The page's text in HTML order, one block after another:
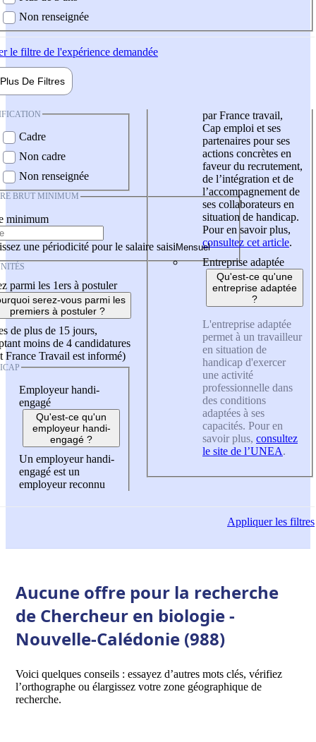
Non renseignée
le filtre de l'expérience demandée
Plus De Filtres
Cadre
Non cadre
Non renseignée
BRUT MINIMUM
minimum
une périodicité pour le salaire saisi
parmi les 1ers à postuler
serez-vous parmi les
premiers à postuler ?
de plus de 15 jours,
moins de 4 candidatures
France Travail est informé)
Employeur handi-
engagé
Qu'est-ce qu'un
employeur handi-
engagé ?
Un employeur handi-
engagé est un
employeur reconnu
par France travail,
Cap emploi et ses
partenaires pour ses
actions concrètes en
faveur du recrutement,
de l’intégration et de
l’accompagnement de
ses collaborateurs en
situation de handicap.
Pour en savoir plus,
consultez cet article.
Entreprise adaptée
Qu'est-ce qu'une
entreprise adaptée
?
L'entreprise adaptée
permet à un travailleur
en situation de
handicap d'exercer
une activité
professionnelle dans
des conditions
adaptées à ses
capacités. Pour en
savoir plus, consultez
le site de l’UNEA.
Appliquerles filtres
Aucune offre pour la recherche
de Chercheur en biologie -
Nouvelle-Calédonie (988)
Voici quelques conseils : essayez d’autres mots clés, vérifiez
l’orthographe ou élargissez votre zone géographique de
recherche.